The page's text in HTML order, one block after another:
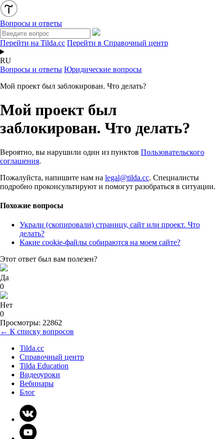
Вопросы и ответы
Перейти на Tilda.cc Перейти в Справочный центр
RU
Вопросы и ответы Юридические вопросы
Мой проект был заблокирован. Что делать?
Мой проект был
заблокирован. Что делать?
Вероятно, вы нарушили один из пунктов Пользовательского
соглашения.
Пожалуйста, напишите нам на legal@tilda.cc. Специалисты
подробно проконсультируют и помогут разобраться в ситуации.
Похожие вопросы
Украли (скопировали) страницу, сайт или проект. Что
делать?
Какие cookie-файлы собираются на моем сайте?
Этот ответ был вам полезен?
Да
0
Нет
0
Просмотры: 22862
← К списку вопросов
Tilda.cc
Справочный центр
Tilda Education
Видеоуроки
Вебинары
Блог